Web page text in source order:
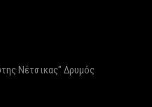
Νέτσικας" Δρυμός